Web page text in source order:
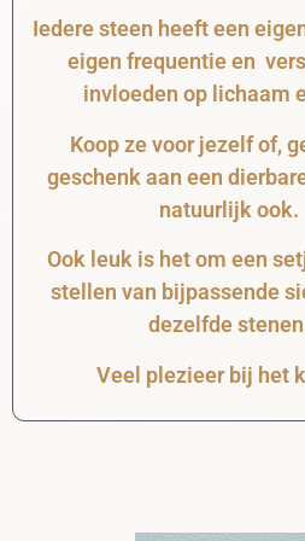
Iedere steen heeft een
eigen frequentie en
invloeden op lichaam
Koop ze voor jezelf of,
geschenk aan een
natuurlijk ook.
Ook leuk is het om een
stellen van bijpassende
dezelfde
Veel plezieer bij het